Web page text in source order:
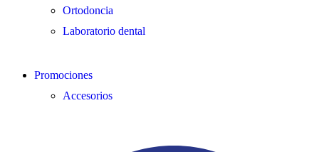
Ortodoncia
Laboratorio dental
Promociones
Accesorios